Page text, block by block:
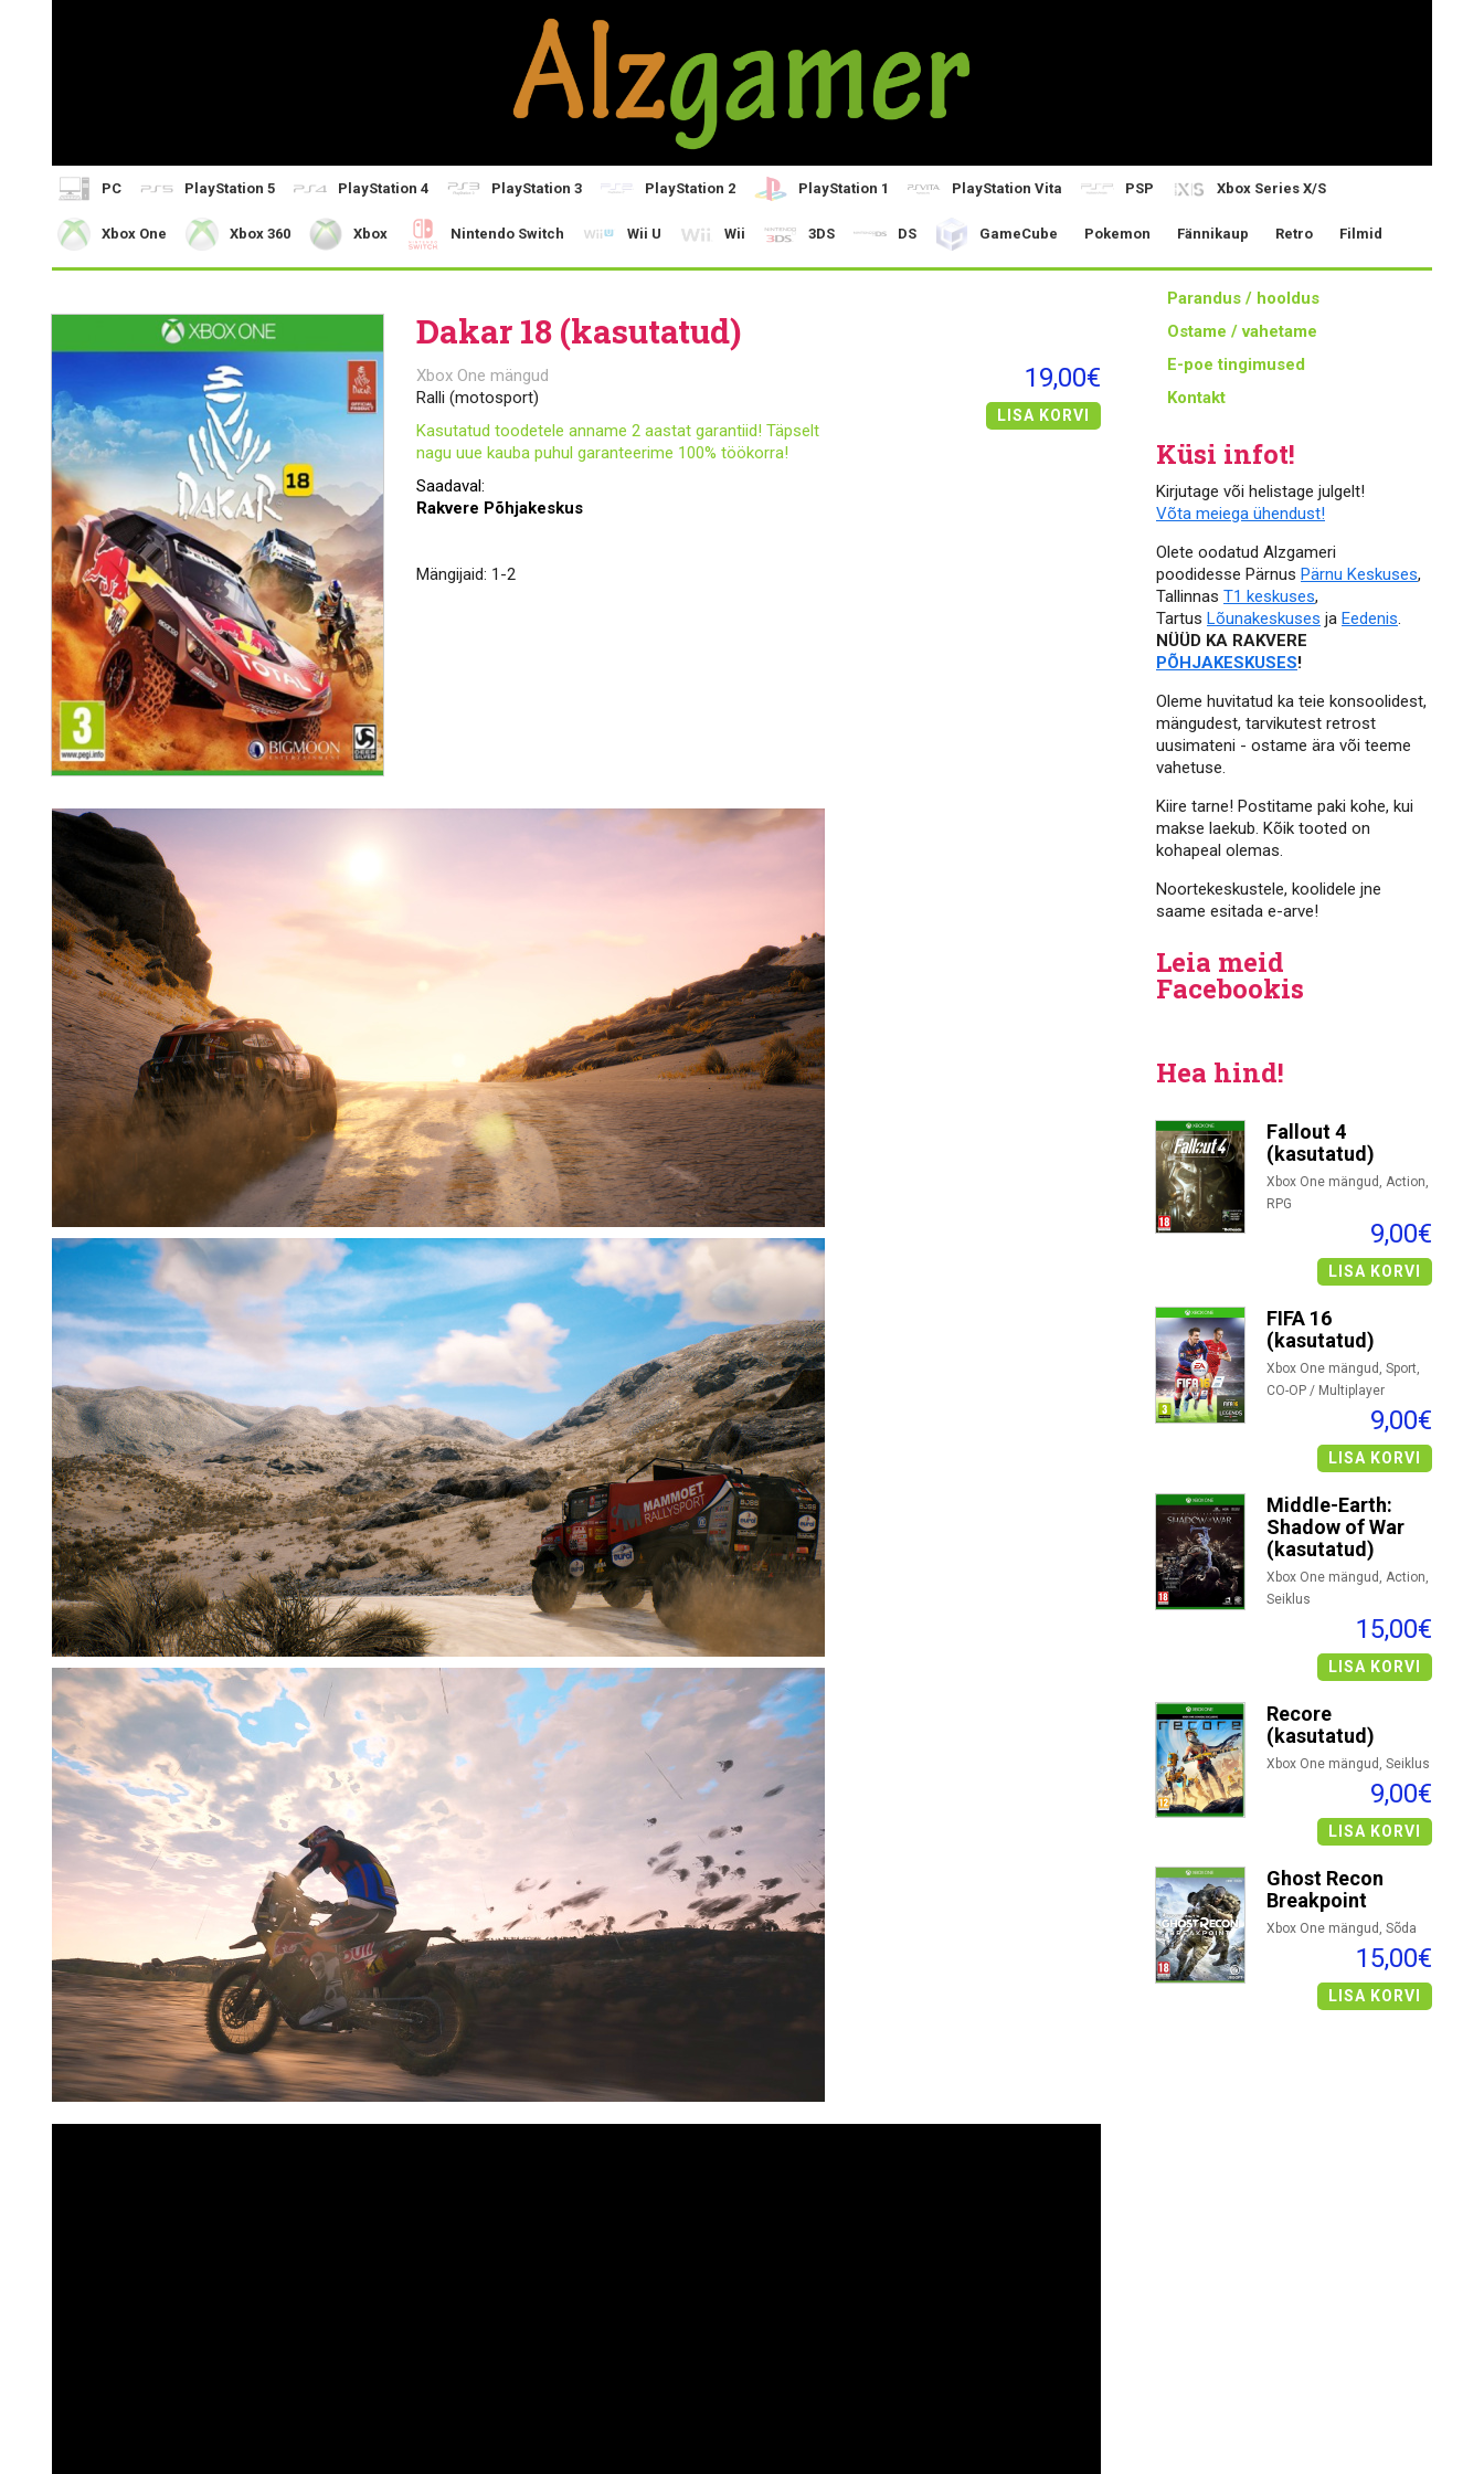
PC PlayStation 5 PlayStation 4 PlayStation 3 PlayStation 2 PlayStation 1 PlayStation Vita PSP Xbox Series X/S
Xbox One Xbox 360 Xbox Nintendo Switch Wii U Wii 3DS DS GameCube Pokemon Fännikaup Retro Filmid
Parandus / hooldus
Ostame / vahetame
E-poe tingimused
Kontakt
Küsi infot!
Kirjutage või helistage julgelt!
Võta meiega ühendust!
Olete oodatud Alzgameri
poodidesse Pärnus Pärnu Keskuses,
Tallinnas T1 keskuses,
Tartus Lõunakeskuses ja Eedenis.
NÜÜD KA RAKVERE
PÕHJAKESKUSES!
Oleme huvitatud ka teie konsoolidest,
mängudest, tarvikutest retrost
uusimateni - ostame ära või teeme
vahetuse.
Kiire tarne! Postitame paki kohe, kui
makse laekub. Kõik tooted on
kohapeal olemas.
Noortekeskustele, koolidele jne
saame esitada e-arve!
Leia meid
Facebookis
Hea hind!
Fallout 4
(kasutatud)
Xbox One mängud, Action,
RPG
9,00€
LISA KORVI
FIFA 16
(kasutatud)
Xbox One mängud, Sport,
CO-OP / Multiplayer
9,00€
LISA KORVI
Middle-Earth:
Shadow of War
(kasutatud)
Xbox One mängud, Action,
Seiklus
15,00€
LISA KORVI
Recore
(kasutatud)
Xbox One mängud, Seiklus
9,00€
LISA KORVI
Ghost Recon
Breakpoint
Xbox One mängud, Sõda
15,00€
LISA KORVI
Dakar 18 (kasutatud)
Xbox One mängud
Ralli (motosport)
Kasutatud toodetele anname 2 aastat garantiid! Täpselt
nagu uue kauba puhul garanteerime 100% töökorra!
Saadaval:
Rakvere Põhjakeskus
19,00€
LISA KORVI
Mängijaid: 1-2